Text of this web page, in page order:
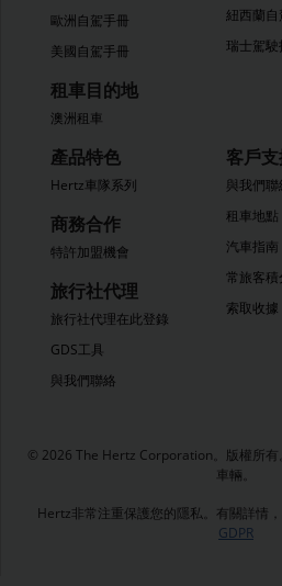
歐洲自駕手冊
美國自駕手冊
租車目的地
澳洲租車
紐西蘭
瑞士駕駛
產品特色
Hertz車隊系列
商務合作
特許加盟機會
旅行社代理
旅行社代理在此登錄
GDS工具
與我們聯絡
客戶
與我們聯
租車地點
汽車指南
常旅客積
索取收據
© 2026 The Hertz Corporation。版權所有
車輛。
Hertz非常注重保護您的隱私。有關詳情
GDPR